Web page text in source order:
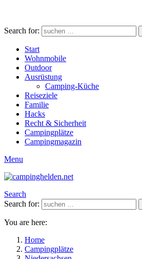
Search for:
Start
Wohnmobile
Outdoor
Ausrüstung
Camping-Küche
Reiseziele
Familie
Hacks
Recht & Sicherheit
Campingplätze
Campingmagazin
Menu
Search
Search for:
You are here:
Home
Campingplätze